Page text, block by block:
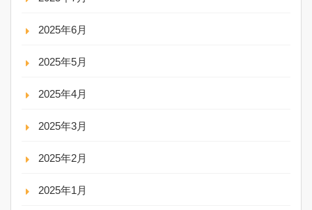
2025年6月
2025年5月
2025年4月
2025年3月
2025年2月
2025年1月